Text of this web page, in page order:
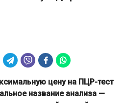
цену на ПЦР-тест
название анализа —